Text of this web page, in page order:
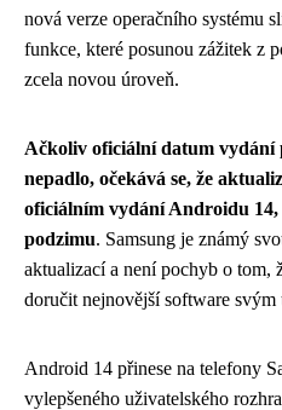
nová verze operačního systému
funkce, které posunou zážitek z
zcela novou úroveň.
Ačkoliv oficiální datum vydání
nepadlo, očekává se, že
oficiálním vydání Androidu
podzimu. Samsung je známý
aktualizací a není pochyb o tom,
doručit nejnovější software
Android 14 přinese na telefony
vylepšeného uživatelského